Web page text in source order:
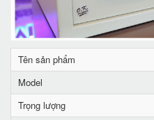
Tên sản phẩm
Model
Trọng lượng